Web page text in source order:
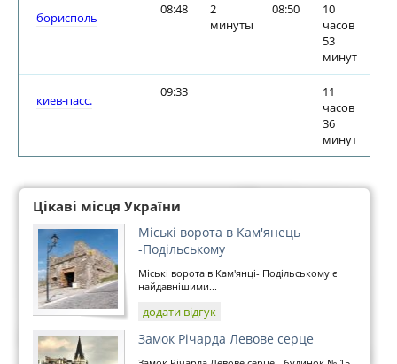
борисполь
08:48
2
минуты
08:50
10
часов
53
минут
киев-пасс.
09:33
11
часов
36
минут
Цікаві місця України
Міські ворота в Кам'янець
-Подільському
Міські ворота в Кам'янці- Подільському є
найдавнішими...
додати відгук
Замок Річарда Левове серце